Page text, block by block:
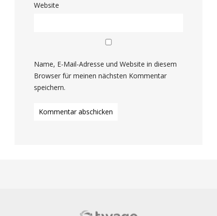
Website
Name, E-Mail-Adresse und Website in diesem
Browser für meinen nächsten Kommentar
speichern.